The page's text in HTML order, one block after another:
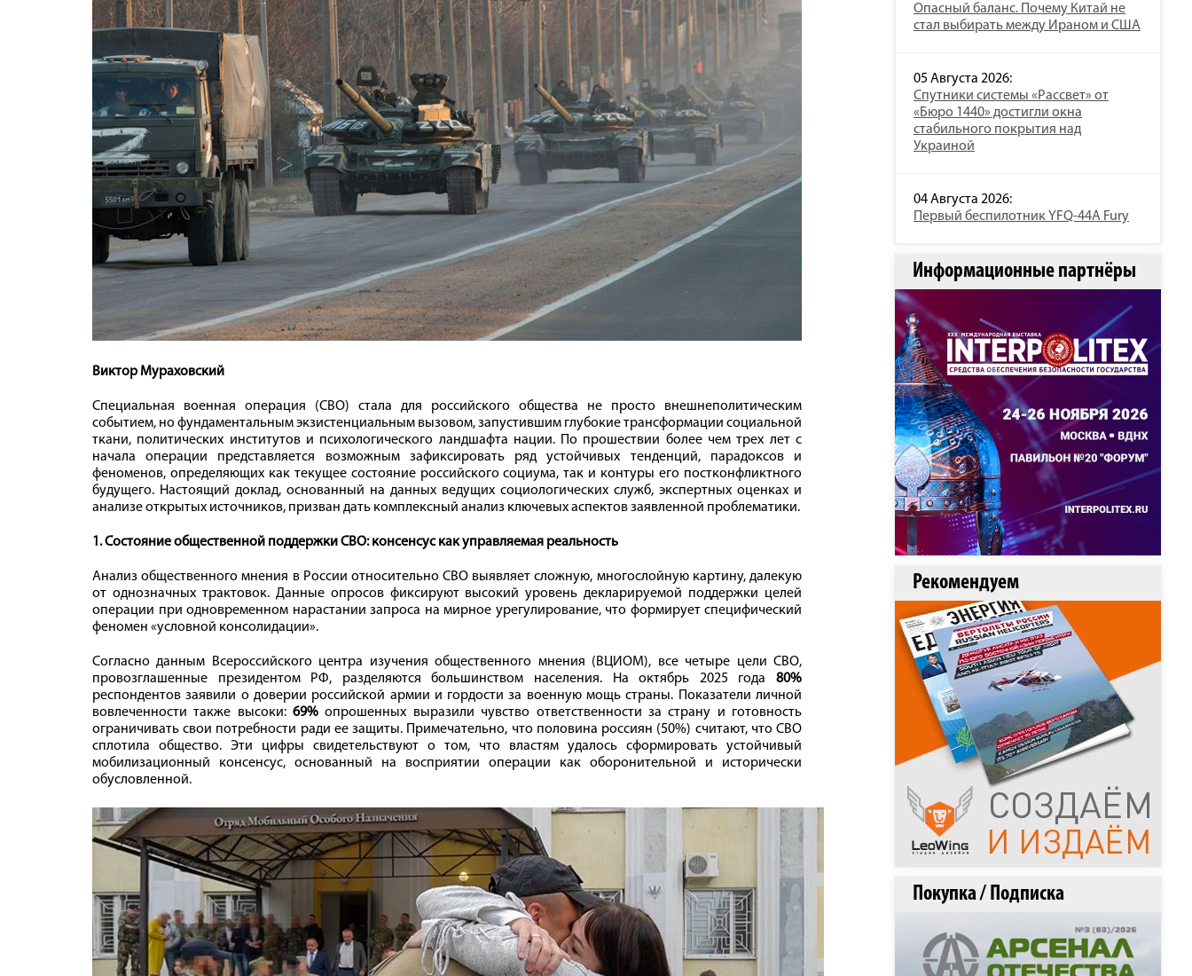
Виктор Мураховский
Специальная военная операция (СВО) стала для российского общества не просто внешнеполитическим
событием, но фундаментальным экзистенциальным вызовом, запустившим глубокие трансформации социальной
ткани, политических институтов и психологического ландшафта нации. По прошествии более чем трех лет с
начала операции представляется возможным зафиксировать ряд устойчивых тенденций, парадоксов и
феноменов, определяющих как текущее состояние российского социума, так и контуры его постконфликтного
будущего. Настоящий доклад, основанный на данных ведущих социологических служб, экспертных оценках и
анализе открытых источников, призван дать комплексный анализ ключевых аспектов заявленной проблематики.
1. Состояние общественной поддержки СВО: консенсус как управляемая реальность
Анализ общественного мнения в России относительно СВО выявляет сложную, многослойную картину, далекую
от однозначных трактовок. Данные опросов фиксируют высокий уровень декларируемой поддержки целей
операции при одновременном нарастании запроса на мирное урегулирование, что формирует специфический
феномен «условной консолидации».
Согласно данным Всероссийского центра изучения общественного мнения (ВЦИОМ), все четыре цели СВО,
провозглашенные президентом РФ, разделяются большинством населения. На октябрь 2025 года 80%
респондентов заявили о доверии российской армии и гордости за военную мощь страны. Показатели личной
вовлеченности также высоки:69% опрошенных выразили чувство ответственности за страну и готовность
ограничивать свои потребности ради ее защиты. Примечательно, что половина россиян (50%) считают, что СВО
сплотила общество. Эти цифры свидетельствуют о том, что властям удалось сформировать устойчивый
мобилизационный консенсус, основанный на восприятии операции как оборонительной и исторически
обусловленной.
Опасный баланс. Почему Китай не
стал выбирать между Ираном и США
05 Августа 2026:
Спутники системы «Рассвет» от
«Бюро 1440» достигли окна
стабильного покрытия над
Украиной
04 Августа 2026:
Первый беспилотник YFQ-44A Fury
Информационные партнёры
Рекомендуем
Покупка / Подписка